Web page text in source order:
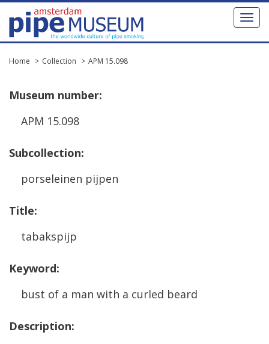
Toggle
Home Collection APM 15.098
Museum number:
APM 15.098
Subcollection:
porseleinen pijpen
Title:
tabakspijp
Keyword:
bust of a man with a curled beard
Description: